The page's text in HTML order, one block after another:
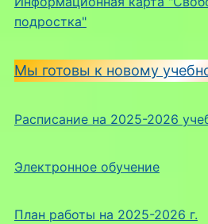
подростка"
Мы готовы к новому
Расписание на 2025-2026
Электронное обучение
План работы на 2025-2026 г.